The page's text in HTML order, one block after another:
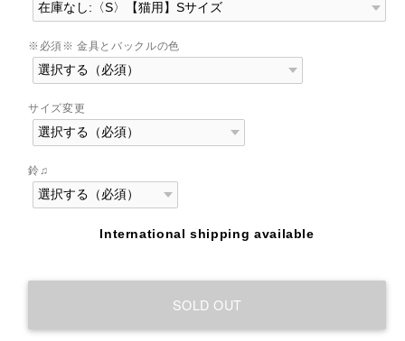
※必須※ 金具とバックルの色
サイズ変更
鈴♫
International shipping available
SOLD OUT